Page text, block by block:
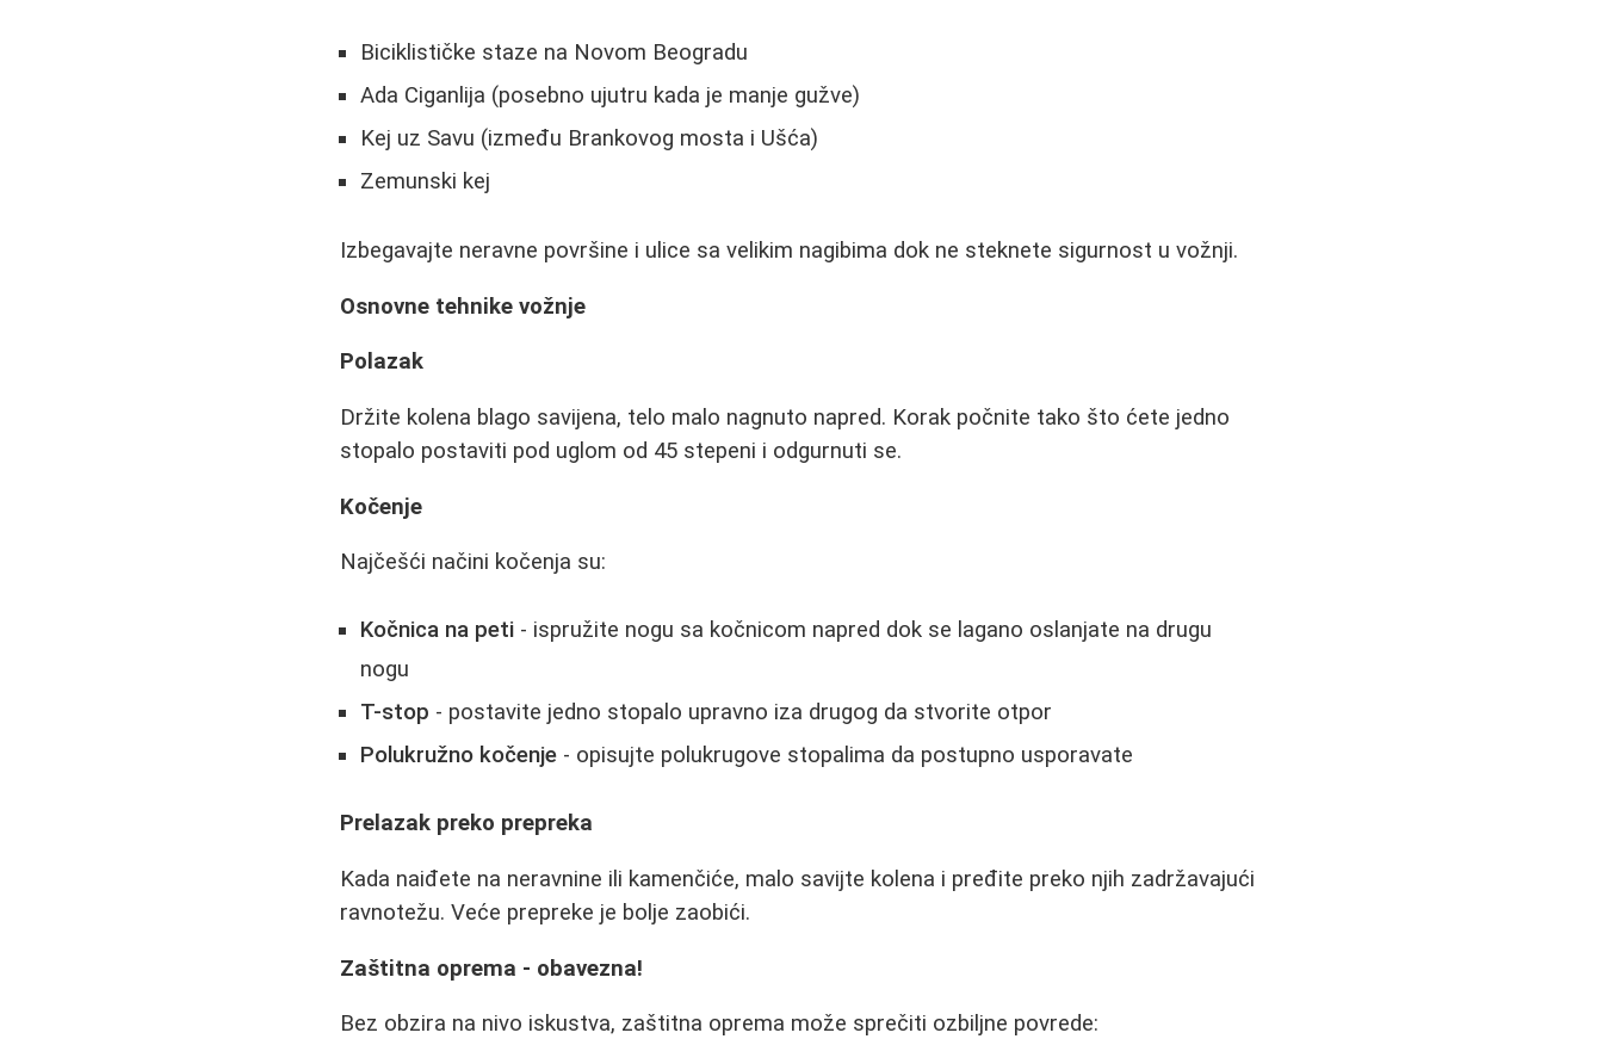
Biciklističke staze na Novom Beogradu
Ada Ciganlija (posebno ujutru kada je manje gužve)
Kej uz Savu (između Brankovog mosta i Ušća)
Zemunski kej
Izbegavajte neravne površine i ulice sa velikim nagibima dok ne steknete sigurnost u vožnji.
Osnovne tehnike vožnje
Polazak
Držite kolena blago savijena, telo malo nagnuto napred. Korak počnite tako što ćete jedno
stopalo postaviti pod uglom od 45 stepeni i odgurnuti se.
Kočenje
Najčešći načini kočenja su:
Kočnica na peti - ispružite nogu sa kočnicom napred dok se lagano oslanjate na drugu
nogu
T-stop - postavite jedno stopalo upravno iza drugog da stvorite otpor
Polukružno kočenje - opisujte polukrugove stopalima da postupno usporavate
Prelazak preko prepreka
Kada naiđete na neravnine ili kamenčiće, malo savijte kolena i pređite preko njih zadržavajući
ravnotežu. Veće prepreke je bolje zaobići.
Zaštitna oprema - obavezna!
Bez obzira na nivo iskustva, zaštitna oprema može sprečiti ozbiljne povrede: